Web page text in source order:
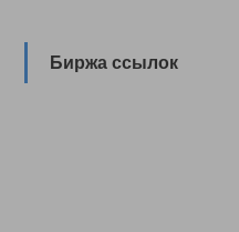
Биржа ссылок